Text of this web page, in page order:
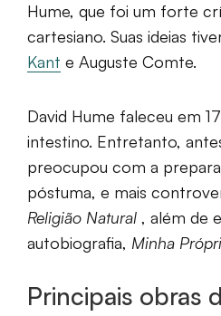
Hume, que foi um forte
cartesiano. Suas ideias
Kant e Auguste Comte.
David Hume faleceu em
intestino. Entretanto,
preocupou com a
póstuma, e mais
Religião Natural , além de
autobiografia, Minha
Principais obras